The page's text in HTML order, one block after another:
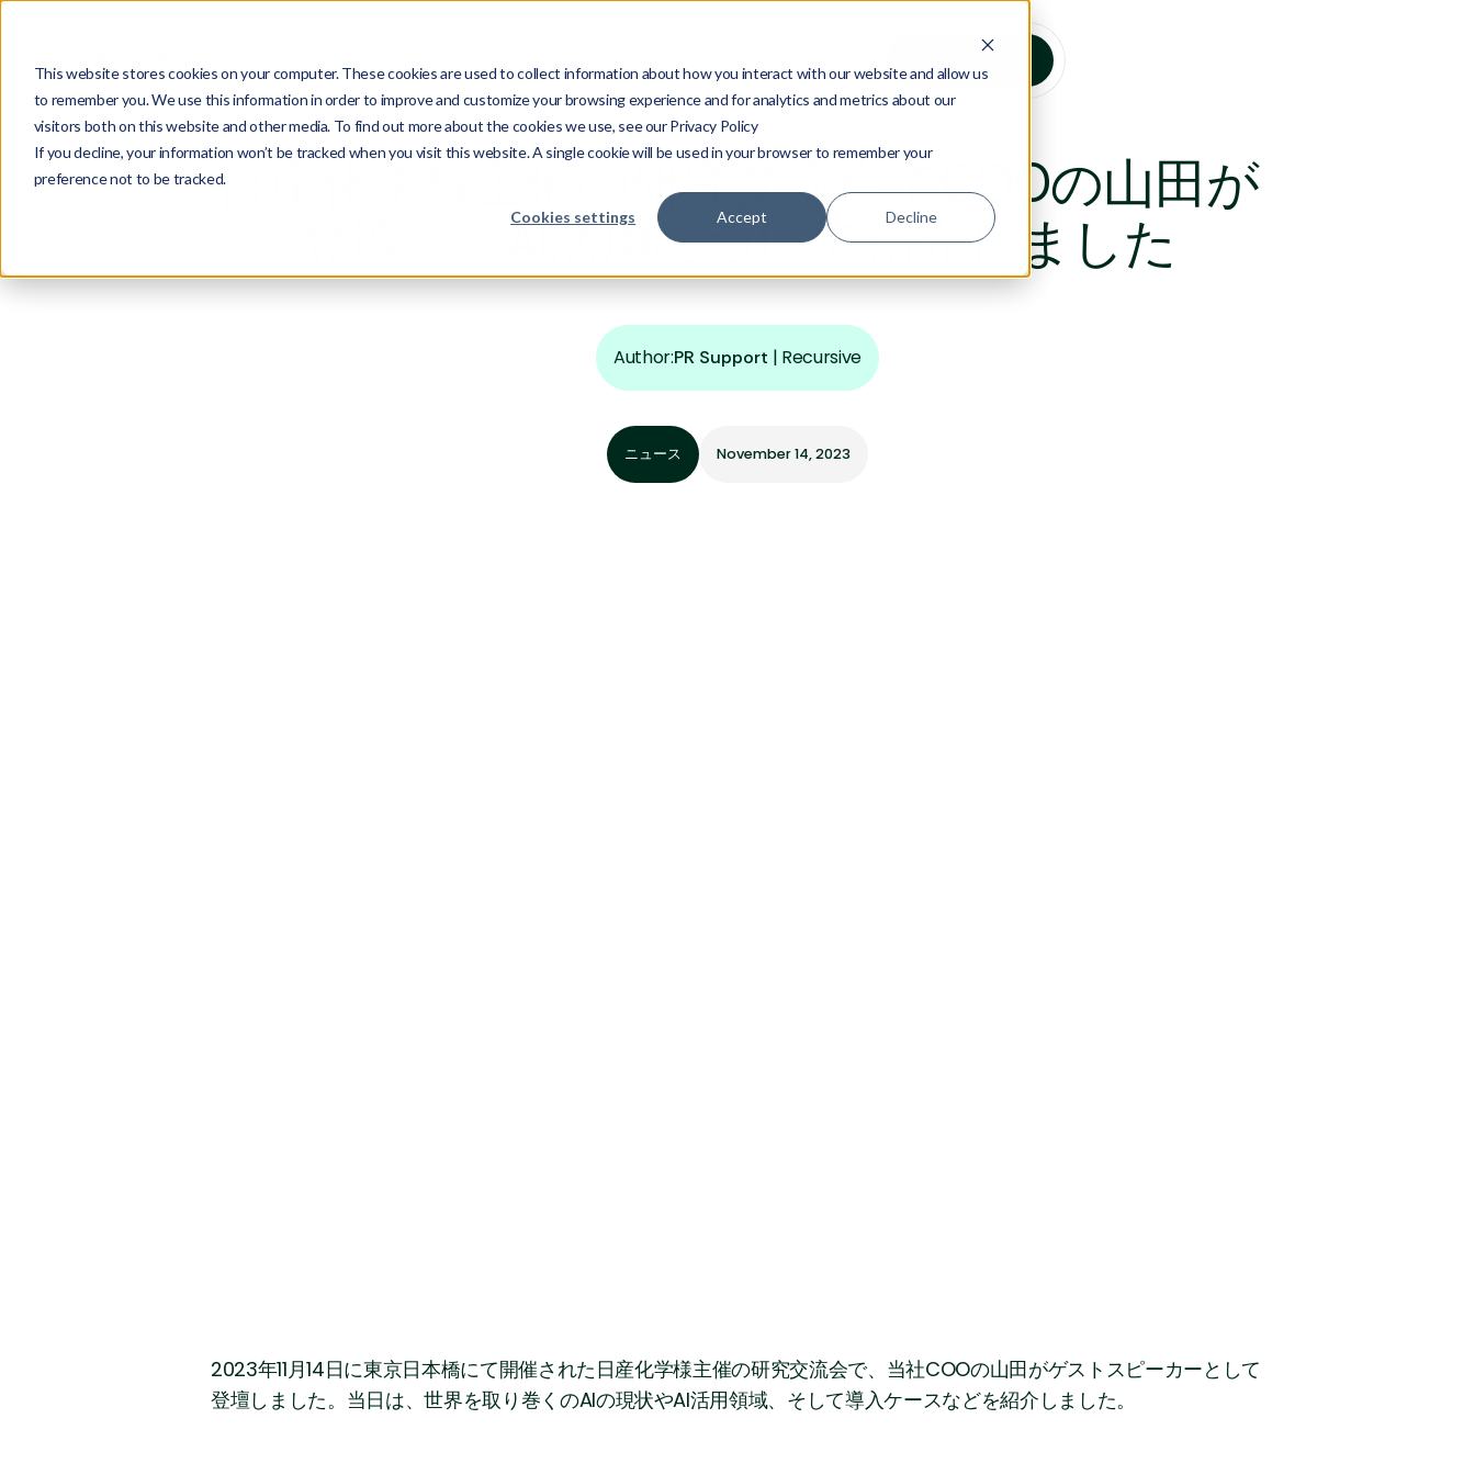
This website stores cookies on your computer. These cookies are used to collect information about how you interact with our website and allow us
to remember you. We use this information in order to improve and customize your browsing experience and for analytics and metrics about our
visitors both on this website and other media. To find out more about the cookies we use, see our Privacy Policy
If you decline, your information won’t be tracked when you visit this website. A single cookie will be used in your browser to remember your
preference not to be tracked.
Cookies settings Accept Decline
お問い合わせ
日産化学様主催の研究交流会でCOOの山田が
登壇し、AI活用について紹介しました
Author:PR Support | Recursive
ニュース November 14, 2023
2023年11月14日に東京日本橋にて開催された日産化学様主催の研究交流会で、当社COOの山田がゲストスピーカーとして
登壇しました。当日は、世界を取り巻くのAIの現状やAI活用領域、そして導入ケースなどを紹介しました。